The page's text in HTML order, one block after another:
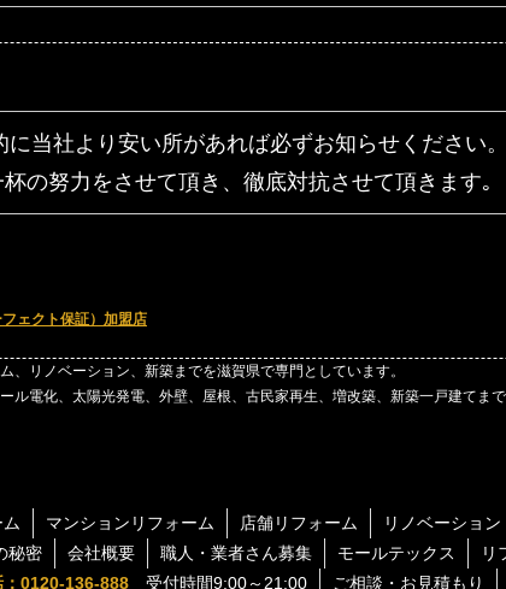
に当社より安い所があれば必ずお知らせください。
の努力をさせて頂き、 徹底対抗させて頂きます｡
ェクト保証）加盟店
、リノベーション、新築までを滋賀県で専門としています。
ル電化、太陽光発電、外壁、屋根、古民家再生、増改築、新築一戸建てまで
マンションリフォーム 店舗リフォーム リノベーション
秘密 会社概要 職人・業者さん募集 モールテックス リ
：0120-136-888受付時間9:00～21:00 ご相談・お見積もり